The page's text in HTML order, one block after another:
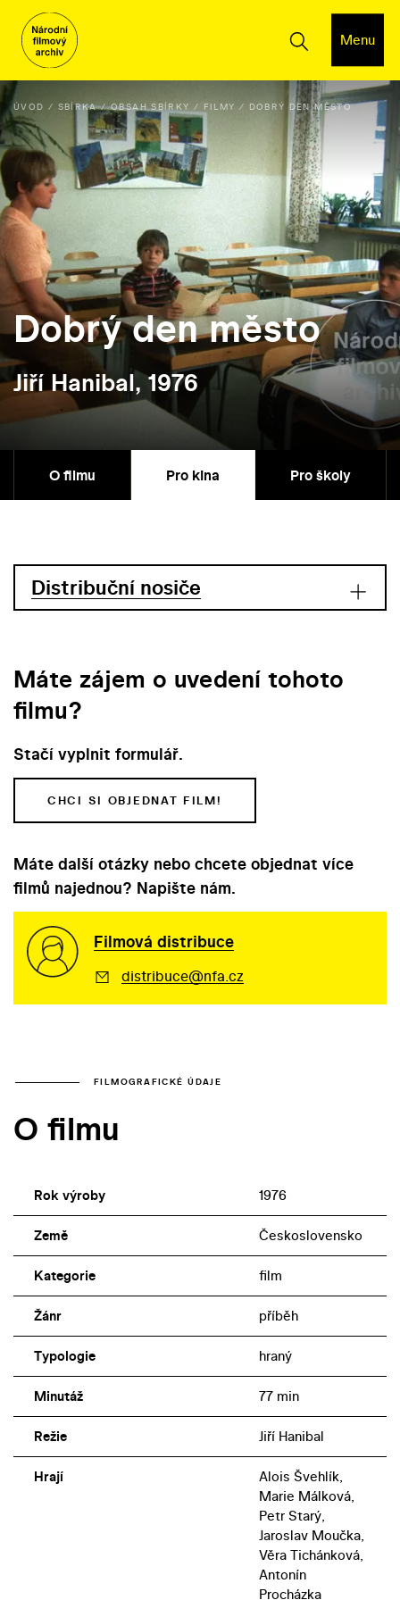
Menu
ÚVOD SBÍRKA OBSAH SBÍRKY FILMY DOBRÝ DEN MĚSTO
Dobrý den město
Jiří Hanibal, 1976
O filmu Pro kina Pro školy
Distribuční nosiče
Máte zájem o uvedení tohoto
filmu?
Stačí vyplnit formulář.
CHCI SI OBJEDNAT FILM!
Máte další otázky nebo chcete objednat více
filmů najednou? Napište nám.
Filmová distribuce
distribuce@nfa.cz
FILMOGRAFICKÉ ÚDAJE
O filmu
Rok výroby 1976
Země Československo
Kategorie film
Žánr příběh
Typologie hraný
Minutáž 77 min
Režie Jiří Hanibal
Hrají
Alois Švehlík,
Marie Málková,
Petr Starý,
Jaroslav Moučka,
Věra Tichánková,
Antonín
Procházka